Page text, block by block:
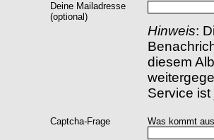
Deine Mailadresse
(optional)
Hinweis:
diesem
Service
Captcha-Frage Was kommt